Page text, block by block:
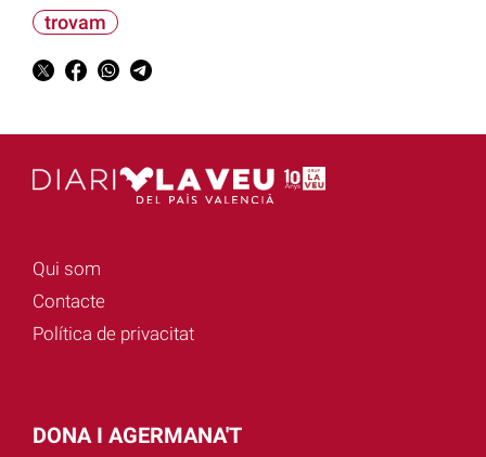
trovam
Qui som
Contacte
Política de privacitat
DONA I AGERMANA'T